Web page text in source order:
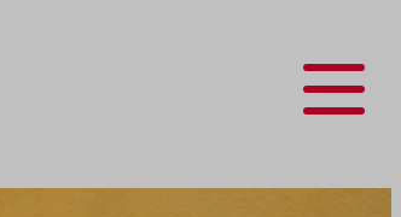
Menu